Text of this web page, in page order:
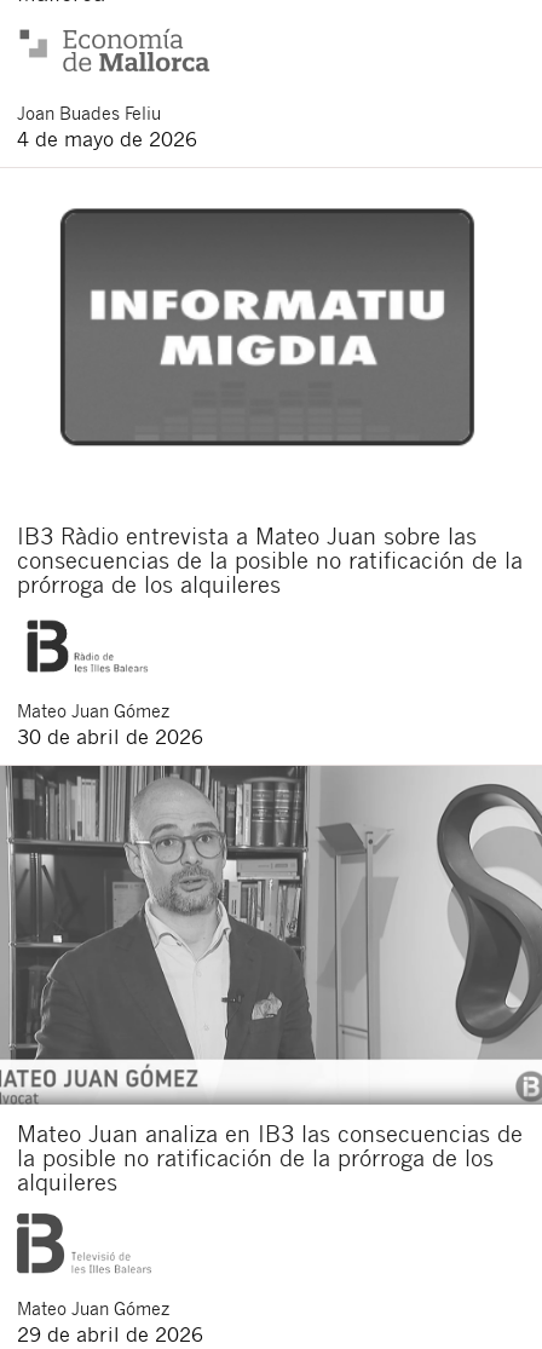
Joan Buades Feliu
4 de mayo de 2026
IB3 Ràdio entrevista a Mateo Juan sobre las
consecuencias de la posible no ratificación de la
prórroga de los alquileres
Mateo Juan Gómez
30 de abril de 2026
Mateo Juan analiza en IB3 las consecuencias de
la posible no ratificación de la prórroga de los
alquileres
Mateo Juan Gómez
29 de abril de 2026